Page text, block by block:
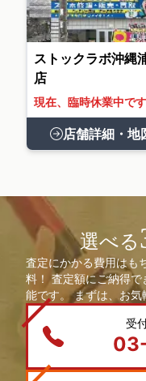
ストックラボ沖縄
店
現在、臨時休業中です
店舗詳細・地
選べる
査定にかかる費用はも
料！ 査定額にご納得
能です。 まずは、お気
受